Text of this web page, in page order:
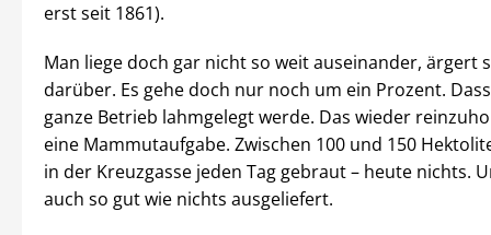
erst seit 1861).
Man liege doch gar nicht so weit auseinander, ärgert
darüber. Es gehe doch nur noch um ein Prozent.
ganze Betrieb lahmgelegt werde. Das wieder
eine Mammutaufgabe. Zwischen 100 und 150
in der Kreuzgasse jeden Tag gebraut – heute nichts.
auch so gut wie nichts ausgeliefert.